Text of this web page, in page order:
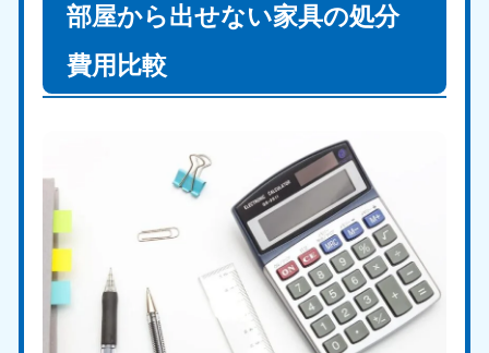
部屋から出せない家具の処分
費用比較